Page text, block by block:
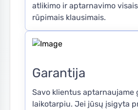
atlikimo ir aptarnavimo
rūpimais klausimais.
Garantija
Savo klientus aptarnaujame
laikotarpiu. Jei jūsų įsigyta